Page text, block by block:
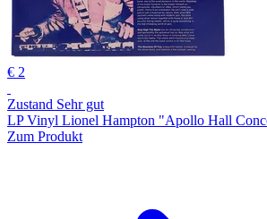
€ 2
Zustand Sehr gut
LP Vinyl Lionel Hampton "Apollo Hall
Zum Produkt